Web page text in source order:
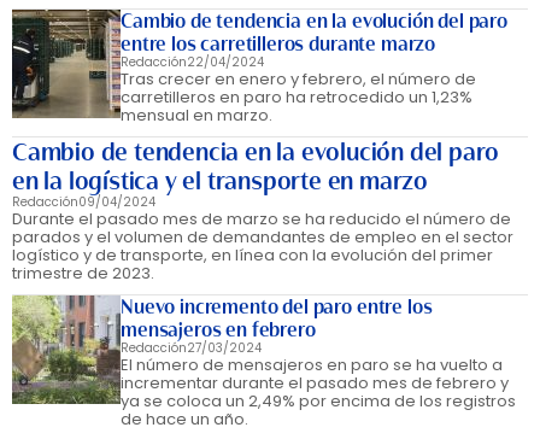
Cambio de tendencia en la evolución del paro
entre los carretilleros durante marzo
Redacción22/04/2024
Tras crecer en enero y febrero, el número de
carretilleros en paro ha retrocedido un 1,23%
mensual en marzo.
Cambio de tendencia en la evolución del paro
en la logística y el transporte en marzo
Redacción09/04/2024
Durante el pasado mes de marzo se ha reducido el número de
parados y el volumen de demandantes de empleo en el sector
logístico y de transporte, en línea con la evolución del primer
trimestre de 2023.
Nuevo incremento del paro entre los
mensajeros en febrero
Redacción27/03/2024
El número de mensajeros en paro se ha vuelto a
incrementar durante el pasado mes de febrero y
ya se coloca un 2,49% por encima de los registros
de hace un año.